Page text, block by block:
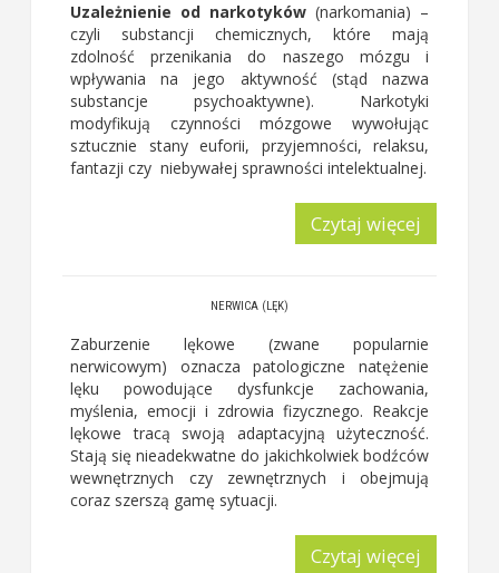
Uzależnienie od narkotyków (narkomania) –
czyli substancji chemicznych, które mają
zdolność przenikania do naszego mózgu i
wpływania na jego aktywność (stąd nazwa
substancje psychoaktywne). Narkotyki
modyfikują czynności mózgowe wywołując
sztucznie stany euforii, przyjemności, relaksu,
fantazji czy niebywałej sprawności intelektualnej.
Czytaj więcej
NERWICA (LĘK)
Zaburzenie lękowe (zwane popularnie
nerwicowym) oznacza patologiczne natężenie
lęku powodujące dysfunkcje zachowania,
myślenia, emocji i zdrowia fizycznego. Reakcje
lękowe tracą swoją adaptacyjną użyteczność.
Stają się nieadekwatne do jakichkolwiek bodźców
wewnętrznych czy zewnętrznych i obejmują
coraz szerszą gamę sytuacji.
Czytaj więcej